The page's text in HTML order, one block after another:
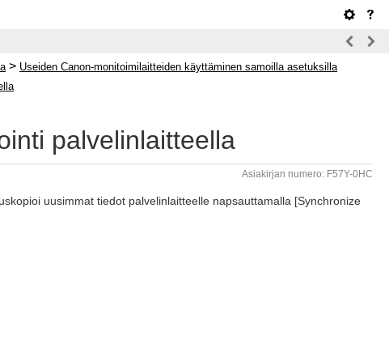
> Useiden Canon-monitoimilaitteiden käyttäminen samoilla asetuksilla
palvelinlaitteella
Asiakirjan numero: F57Y-0HC
uusimmat tiedot palvelinlaitteelle napsauttamalla [Synchronize